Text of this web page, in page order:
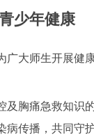
少年健康
师生开展健
痛急救知识
传播，共同守